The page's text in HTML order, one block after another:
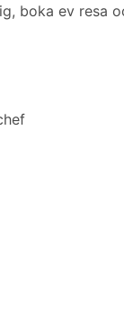
boka ev resa